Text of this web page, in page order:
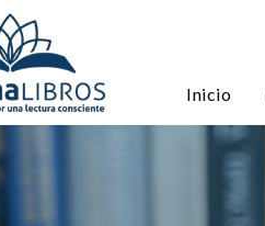
Inicio